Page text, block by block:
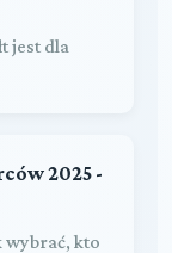
jest dla
2025 -
wybrać, kto